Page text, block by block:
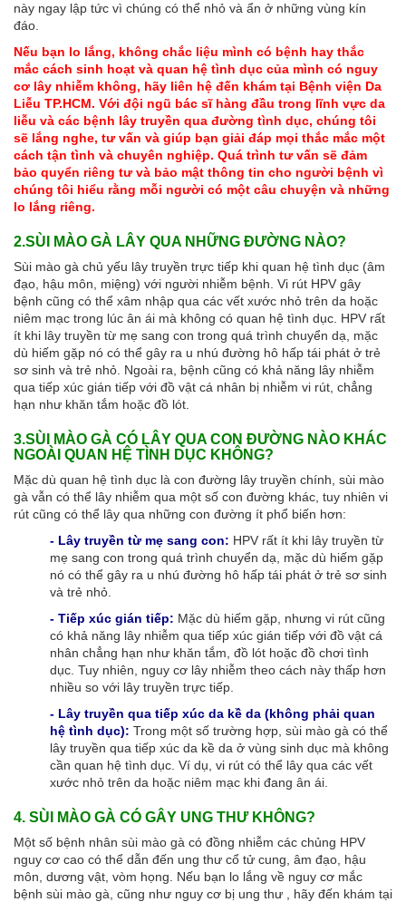
này ngay lập tức vì chúng có thể nhỏ và ẩn ở những vùng kín
đáo.
Nếu bạn lo lắng, không chắc liệu mình có bệnh hay thắc
mắc cách sinh hoạt và quan hệ tình dục của mình có nguy
cơ lây nhiễm không, hãy liên hệ đến khám tại Bệnh viện Da
Liễu TP.HCM. Với đội ngũ bác sĩ hàng đầu trong lĩnh vực da
liễu và các bệnh lây truyền qua đường tình dục, chúng tôi
sẽ lắng nghe, tư vấn và giúp bạn giải đáp mọi thắc mắc một
cách tận tình và chuyên nghiệp. Quá trình tư vấn sẽ đảm
bảo quyển riêng tư và bảo mật thông tin cho người bệnh vì
chúng tôi hiểu rằng mỗi người có một câu chuyện và những
lo lắng riêng.
2.SÙI MÀO GÀ LÂY QUA NHỮNG ĐƯỜNG NÀO?
Sùi mào gà chủ yếu lây truyền trực tiếp khi quan hệ tình dục (âm
đạo, hậu môn, miệng) với người nhiễm bệnh. Vi rút HPV gây
bệnh cũng có thể xâm nhập qua các vết xước nhỏ trên da hoặc
niêm mạc trong lúc ân ái mà không có quan hệ tình dục. HPV rất
ít khi lây truyền từ mẹ sang con trong quá trình chuyển dạ, mặc
dù hiếm gặp nó có thể gây ra u nhú đường hô hấp tái phát ở trẻ
sơ sinh và trẻ nhỏ. Ngoài ra, bệnh cũng có khả năng lây nhiễm
qua tiếp xúc gián tiếp với đồ vật cá nhân bị nhiễm vi rút, chẳng
hạn như khăn tắm hoặc đồ lót.
3.SÙI MÀO GÀ CÓ LÂY QUA CON ĐƯỜNG NÀO KHÁC
NGOÀI QUAN HỆ TÌNH DỤC KHÔNG?
Mặc dù quan hệ tình dục là con đường lây truyền chính, sùi mào
gà vẫn có thể lây nhiễm qua một số con đường khác, tuy nhiên vi
rút cũng có thể lây qua những con đường ít phổ biến hơn:
- Lây truyền từ mẹ sang con: HPV rất ít khi lây truyền từ
mẹ sang con trong quá trình chuyển dạ, mặc dù hiếm gặp
nó có thể gây ra u nhú đường hô hấp tái phát ở trẻ sơ sinh
và trẻ nhỏ.
- Tiếp xúc gián tiếp: Mặc dù hiếm gặp, nhưng vi rút cũng
có khả năng lây nhiễm qua tiếp xúc gián tiếp với đồ vật cá
nhân chẳng hạn như khăn tắm, đồ lót hoặc đồ chơi tình
dục. Tuy nhiên, nguy cơ lây nhiễm theo cách này thấp hơn
nhiều so với lây truyền trực tiếp.
- Lây truyền qua tiếp xúc da kề da (không phải quan
hệ tình dục): Trong một số trường hợp, sùi mào gà có thể
lây truyền qua tiếp xúc da kề da ở vùng sinh dục mà không
cần quan hệ tình dục. Ví dụ, vi rút có thể lây qua các vết
xước nhỏ trên da hoặc niêm mạc khi đang ân ái.
4. SÙI MÀO GÀ CÓ GÂY UNG THƯ KHÔNG?
Một số bệnh nhân sùi mào gà có đồng nhiễm các chủng HPV
nguy cơ cao có thể dẫn đến ung thư cổ tử cung, âm đạo, hậu
môn, dương vật, vòm họng. Nếu bạn lo lắng về nguy cơ mắc
bệnh sùi mào gà, cũng như nguy cơ bị ung thư , hãy đến khám tại